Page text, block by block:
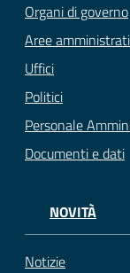
Organi di governo
Aree
Uffici
Politici
Personale
Documenti e dati
NOVITÀ
Notizie